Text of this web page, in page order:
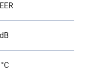
dB
°C